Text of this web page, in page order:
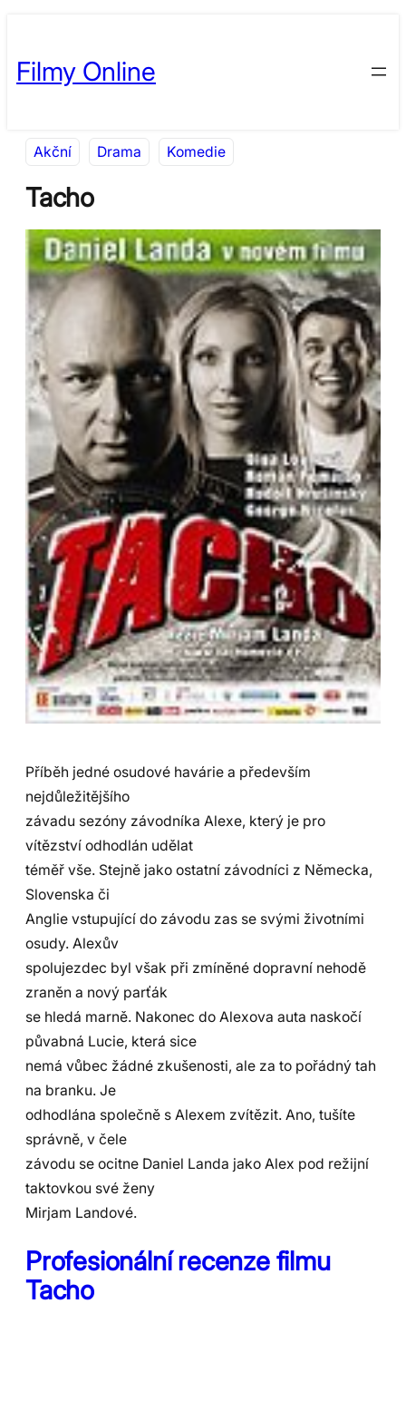
obsah
content
Filmy Online
Akční Drama Komedie
Tacho
Příběh jedné osudové havárie a především
nejdůležitějšího
závadu sezóny závodníka Alexe, který je pro
vítězství odhodlán udělat
téměř vše. Stejně jako ostatní závodníci z Německa,
Slovenska či
Anglie vstupující do závodu zas se svými životními
osudy. Alexův
spolujezdec byl však při zmíněné dopravní nehodě
zraněn a nový parťák
se hledá marně. Nakonec do Alexova auta naskočí
půvabná Lucie, která sice
nemá vůbec žádné zkušenosti, ale za to pořádný tah
na branku. Je
odhodlána společně s Alexem zvítězit. Ano, tušíte
správně, v čele
závodu se ocitne Daniel Landa jako Alex pod režijní
taktovkou své ženy
Mirjam Landové.
Profesionální recenze filmu
Tacho